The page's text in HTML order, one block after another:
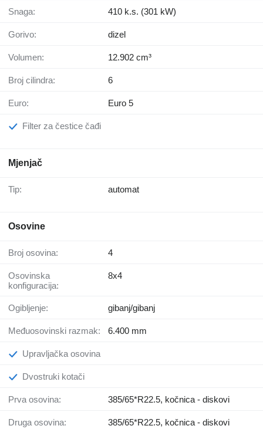
Snaga: 410 k.s. (301 kW)
Gorivo: dizel
Volumen: 12.902 cm³
Broj cilindra: 6
Euro: Euro 5
Filter za čestice čađi
Mjenjač
Tip: automat
Osovine
Broj osovina: 4
Osovinska
konfiguracija:
8x4
Ogibljenje: gibanj/gibanj
Međuosovinski razmak: 6.400 mm
Upravljačka osovina
Dvostruki kotači
Prva osovina: 385/65*R22.5, kočnica - diskovi
Druga osovina: 385/65*R22.5, kočnica - diskovi